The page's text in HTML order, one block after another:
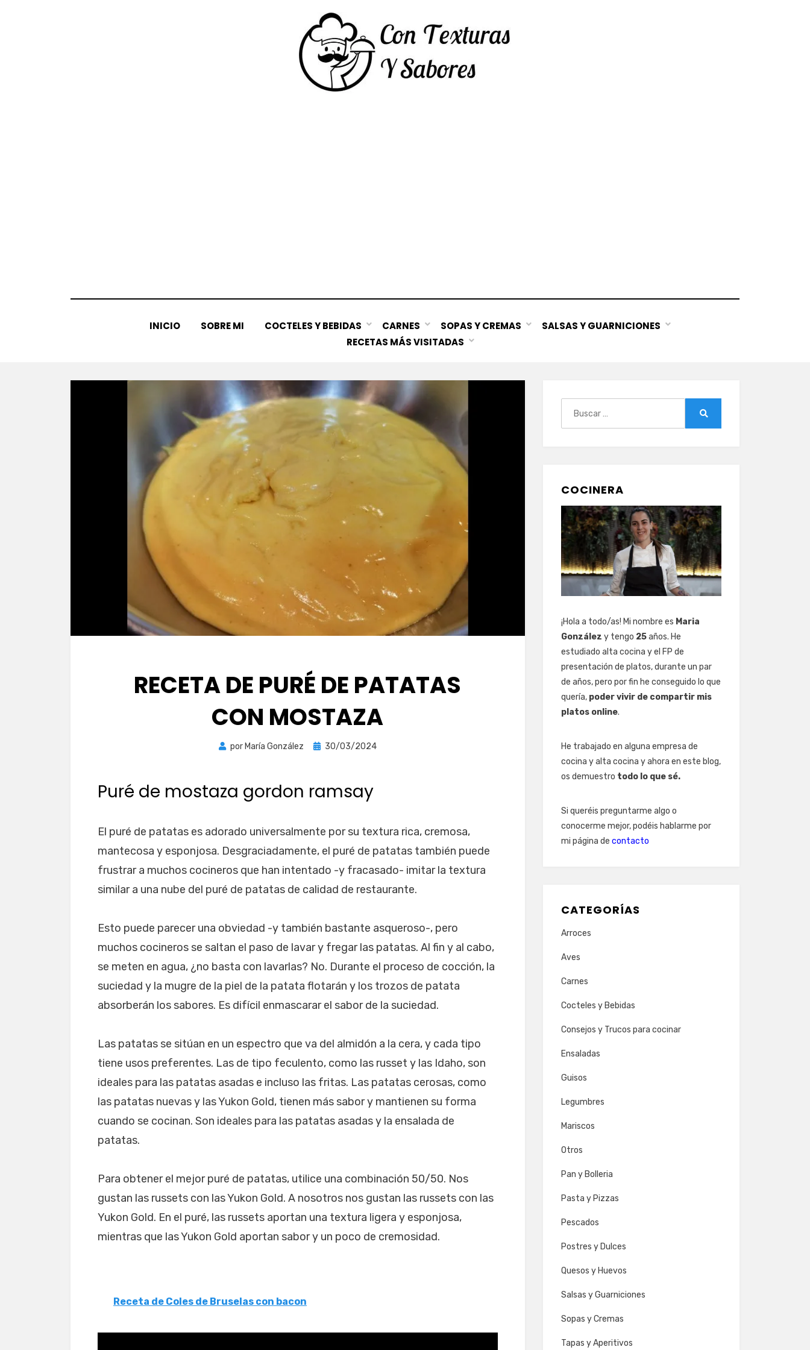
INICIO SOBRE MI COCTELES Y BEBIDAS CARNES SOPAS Y CREMAS
SALSAS Y GUARNICIONES
RECETAS MÁS VISITADAS
RECETA DE PURÉ DE PATATAS
CON MOSTAZA
por María González
Publicada
30/03/2024
Puré de mostaza gordon ramsay
El puré de patatas es adorado universalmente por su textura rica, cremosa,
mantecosa y esponjosa. Desgraciadamente, el puré de patatas también puede
frustrar a muchos cocineros que han intentado -y fracasado- imitar la textura
similar a una nube del puré de patatas de calidad de restaurante.
Esto puede parecer una obviedad -y también bastante asqueroso-, pero
muchos cocineros se saltan el paso de lavar y fregar las patatas. Al fin y al cabo,
se meten en agua, ¿no basta con lavarlas? No. Durante el proceso de cocción, la
suciedad y la mugre de la piel de la patata flotarán y los trozos de patata
absorberán los sabores. Es difícil enmascarar el sabor de la suciedad.
Las patatas se sitúan en un espectro que va del almidón a la cera, y cada tipo
tiene usos preferentes. Las de tipo feculento, como las russet y las Idaho, son
ideales para las patatas asadas e incluso las fritas. Las patatas cerosas, como
las patatas nuevas y las Yukon Gold, tienen más sabor y mantienen su forma
cuando se cocinan. Son ideales para las patatas asadas y la ensalada de
patatas.
Para obtener el mejor puré de patatas, utilice una combinación 50/50. Nos
gustan las russets con las Yukon Gold. A nosotros nos gustan las russets con las
Yukon Gold. En el puré, las russets aportan una textura ligera y esponjosa,
mientras que las Yukon Gold aportan sabor y un poco de cremosidad.
Receta de Coles de Bruselas con bacon
COCINERA
¡Hola a todo/as! Mi nombre es Maria
González y tengo 25años. He
estudiado alta cocina y el FP de
presentación de platos, durante un par
de años, pero por fin he conseguido lo que
quería, poder vivir de compartir mis
platos online.
He trabajado en alguna empresa de
cocina y alta cocina y ahora en este blog,
os demuestro todo lo que sé.
Si queréis preguntarme algo o
conocerme mejor, podéis hablarme por
mi página de contacto
CATEGORÍAS
Arroces
Aves
Carnes
Cocteles y Bebidas
Consejos y Trucos para cocinar
Ensaladas
Guisos
Legumbres
Mariscos
Otros
Pan y Bolleria
Pasta y Pizzas
Pescados
Postres y Dulces
Quesos y Huevos
Salsas y Guarniciones
Sopas y Cremas
Tapas y Aperitivos